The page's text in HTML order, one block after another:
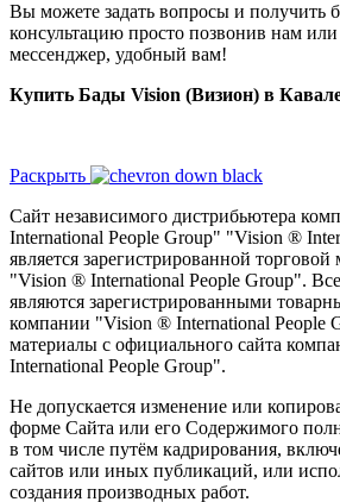
Вы можете задать вопросы и получить
консультацию просто позвонив нам
мессенджер, удобный вам!
Купить Бады Vision (Визион) в
Раскрыть
Сайт независимого дистрибьютера
International People Group" "Vision ®
является зарегистрированной
"Vision ® International People Group".
являются зарегистрированными
компании "Vision ® International People
материалы с официального сайта
International People Group".
Не допускается изменение или
форме Сайта или его Содержимого
в том числе путём кадрирования,
сайтов или иных публикаций, или
создания производных работ.